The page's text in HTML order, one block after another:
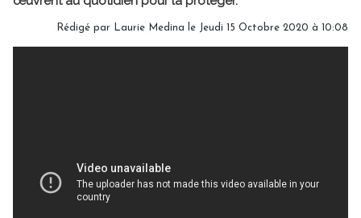
Rédigé par Laurie Medina le Jeudi 15 Octobre 2020 à 10:08